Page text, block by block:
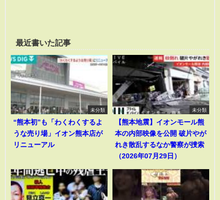
最近書いた記事
未分類
“熊本初”も「わくわくするよ
うな売り場」イオン熊本店が
リニューアル
未分類
【熊本地震】イオンモール熊
本の内部映像を公開 破片やが
れき散乱するなか警察が捜索
（2026年07月29日）